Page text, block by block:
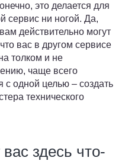
это делается для
сервис ни ногой. Да,
действительно могут
вас в другом сервисе
толком и не
чаще всего
одной целью – создать
технического
здесь что-